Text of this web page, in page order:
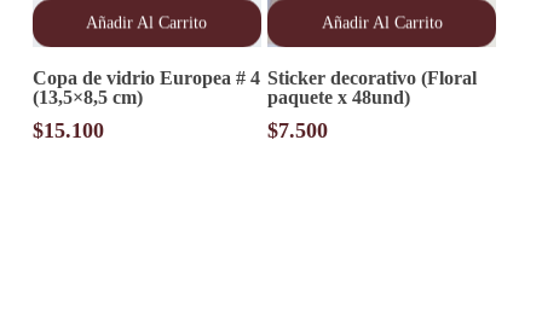
Añadir Al Carrito
Copa de vidrio Europea # 4
(13,5×8,5 cm)
$15.100
Añadir Al Carrito
Sticker decorativo (Floral
paquete x 48und)
$7.500